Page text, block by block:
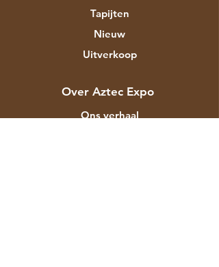
Tapijten
Nieuw
Uitverkoop
Over Aztec Expo
Ons verhaal